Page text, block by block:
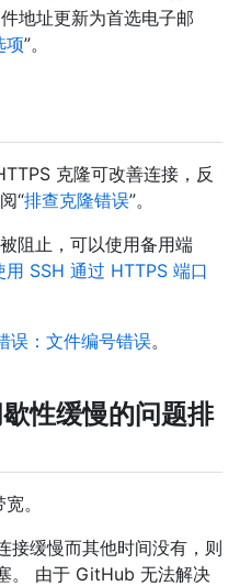
地址更新为首选电子邮
项”。
克隆可改善连接，反
“排查克隆错误”。
阻止，可以使用备用端
用 SSH 通过 HTTPS 端口
误：文件编号错误。
性缓慢的问题排
。
接缓慢而其他时间没有，则
。 由于 GitHub 无法解决